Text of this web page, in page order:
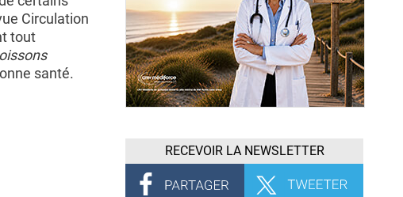
Circulation
tout
santé.
RECEVOIR LA NEWSLETTER